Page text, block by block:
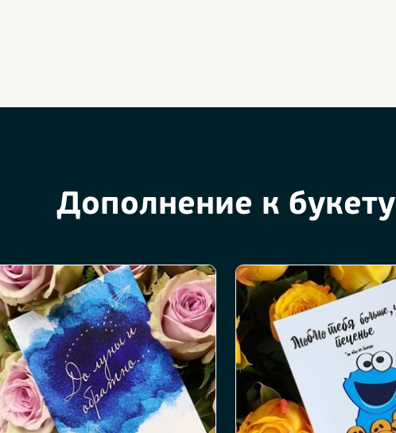
Дополнение к букету